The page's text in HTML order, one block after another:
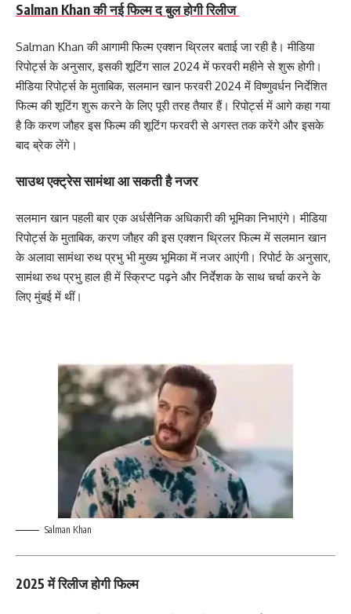
Salman Khan की नई फिल्म द बुल होगी रिलीज
Salman Khan की आगामी फिल्म एक्शन थ्रिलर बताई जा रही है। मीडिया
रिपोर्ट्स के अनुसार, इसकी शूटिंग साल 2024 में फरवरी महीने से शुरू होगी।
मीडिया रिपोर्ट्स के मुताबिक, सलमान खान फरवरी 2024 में विष्णुवर्धन निर्देशित
फिल्म की शूटिंग शुरू करने के लिए पूरी तरह तैयार हैं। रिपोर्ट्स में आगे कहा गया
है कि करण जौहर इस फिल्म की शूटिंग फरवरी से अगस्त तक करेंगे और इसके
बाद ब्रेक लेंगे।
साउथ एक्ट्रेस सामंथा आ सकती है नजर
सलमान खान पहली बार एक अर्धसैनिक अधिकारी की भूमिका निभाएंगे। मीडिया
रिपोर्ट्स के मुताबिक, करण जौहर की इस एक्शन थ्रिलर फिल्म में सलमान खान
के अलावा सामंथा रुथ प्रभु भी मुख्य भूमिका में नजर आएंगी। रिपोर्ट के अनुसार,
सामंथा रुथ प्रभु हाल ही में स्क्रिप्ट पढ़ने और निर्देशक के साथ चर्चा करने के
लिए मुंबई में थीं।
Salman Khan
2025 में रिलीज होगी फिल्म